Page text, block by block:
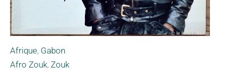
Afrique, Gabon
Afro Zouk, Zouk